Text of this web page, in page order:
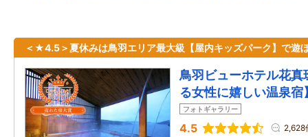
＜★4.5＞夏休みは鳥羽エリア最大級【屋内キッズパーク】で遊
鳥羽ビューホテル花真
る女性に嬉しい温泉宿
フォトギャラリー
4.5 2,628